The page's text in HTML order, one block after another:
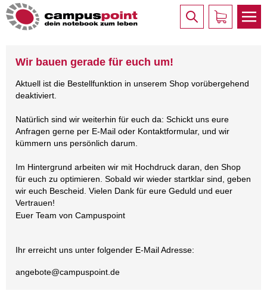
Wir bauen gerade für euch um!
Aktuell ist die Bestellfunktion in unserem Shop vorübergehend
deaktiviert.
Natürlich sind wir weiterhin für euch da: Schickt uns eure
Anfragen gerne per E-Mail oder Kontaktformular, und wir
kümmern uns persönlich darum.
Im Hintergrund arbeiten wir mit Hochdruck daran, den Shop
für euch zu optimieren. Sobald wir wieder startklar sind, geben
wir euch Bescheid. Vielen Dank für eure Geduld und euer
Vertrauen!
Euer Team von Campuspoint
Ihr erreicht uns unter folgender E-Mail Adresse:
angebote@campuspoint.de